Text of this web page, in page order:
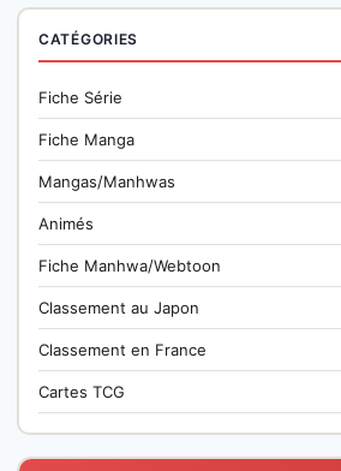
CATÉGORIES
Fiche Série
Fiche Manga
Mangas/Manhwas
Animés
Fiche Manhwa/Webtoon
Classement au Japon
Classement en France
Cartes TCG